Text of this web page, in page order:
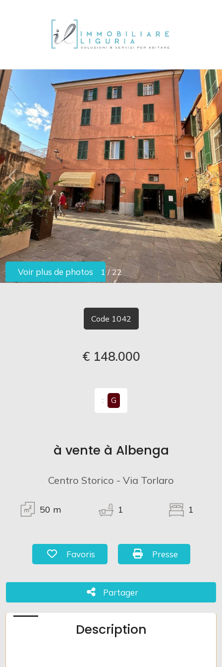
1 / 22
Voir plus de photos
Code 1042
€ 148.000
: G
à vente à Albenga
Centro Storico - Via Torlaro
50 m 1 1
Favoris: Code 1042
Favoris Presse: Code 1042
Presse
Partager
Partager
Description
DE
HOME
L'AGENCE
IMMOBILIER
LA
LIGURIA
TRAVAILLEZ
AVEC
NOUS
Vente
Choisissez
où
chercher
Province
Commun
-
Chambres
minimales
Chambres minimales